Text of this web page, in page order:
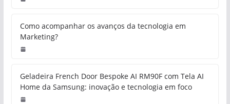
Como acompanhar os avanços da tecnologia em
Marketing?
Geladeira French Door Bespoke AI RM90F com Tela AI
Home da Samsung: inovação e tecnologia em foco